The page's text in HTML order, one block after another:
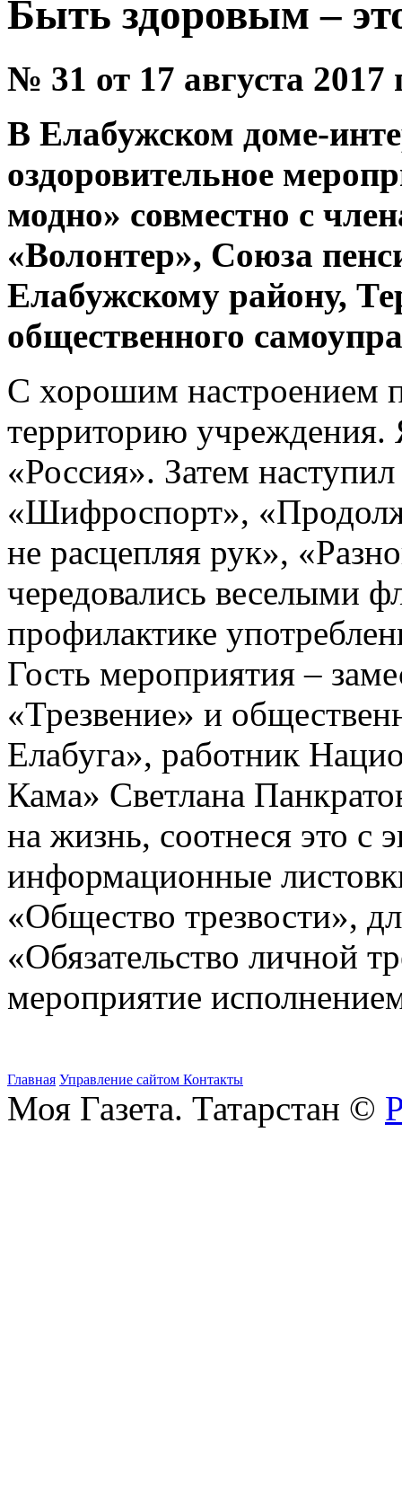
Быть здоровым –
№ 31 от 17 августа 2017
В Елабужском доме-
оздоровительное
модно» совместно с
«Волонтер», Союза
Елабужскому району,
общественного
С хорошим
территорию учреждения.
«Россия». Затем
«Шифроспорт»,
не расцепляя рук»,
чередовались веселыми
профилактике
Гость мероприятия –
«Трезвение» и
Елабуга», работник
Кама» Светлана
на жизнь, соотнеся это с
информационные
«Общество трезвости»,
«Обязательство личной
мероприятие
Главная Управление сайтом Контакты
Моя Газета. Татарстан ©